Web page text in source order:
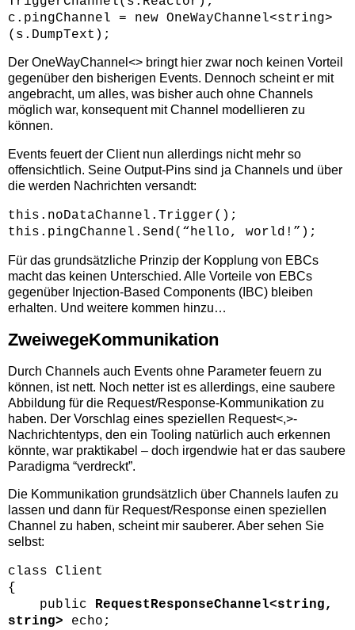
c.pingChannel = new OneWayChannel<string>
(s.DumpText);
Der OneWayChannel<> bringt hier zwar noch keinen Vorteil
gegenüber den bisherigen Events. Dennoch scheint er mit
angebracht, um alles, was bisher auch ohne Channels
möglich war, konsequent mit Channel modellieren zu
können.
Events feuert der Client nun allerdings nicht mehr so
offensichtlich. Seine Output-Pins sind ja Channels und über
die werden Nachrichten versandt:
this.noDataChannel.Trigger();
this.pingChannel.Send(“hello, world!”);
Für das grundsätzliche Prinzip der Kopplung von EBCs
macht das keinen Unterschied. Alle Vorteile von EBCs
gegenüber Injection-Based Components (IBC) bleiben
erhalten. Und weitere kommen hinzu…
ZweiwegeKommunikation
Durch Channels auch Events ohne Parameter feuern zu
können, ist nett. Noch netter ist es allerdings, eine saubere
Abbildung für die Request/Response-Kommunikation zu
haben. Der Vorschlag eines speziellen Request<,>-
Nachrichtentyps, den ein Tooling natürlich auch erkennen
könnte, war praktikabel – doch irgendwie hat er das saubere
Paradigma “verdreckt”.
Die Kommunikation grundsätzlich über Channels laufen zu
lassen und dann für Request/Response einen speziellen
Channel zu haben, scheint mir sauberer. Aber sehen Sie
selbst:
class Client
{
public RequestResponseChannel<string,
string> echo;